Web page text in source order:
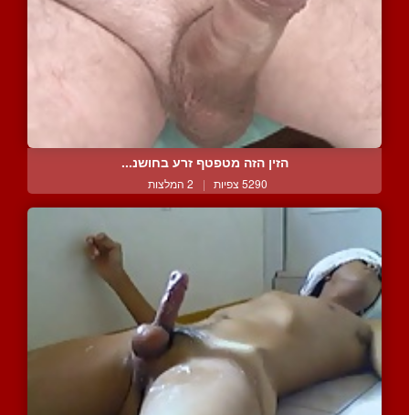
הזין הזה מטפטף זרע בחושנ...
5290 צפיות | 2 המלצות